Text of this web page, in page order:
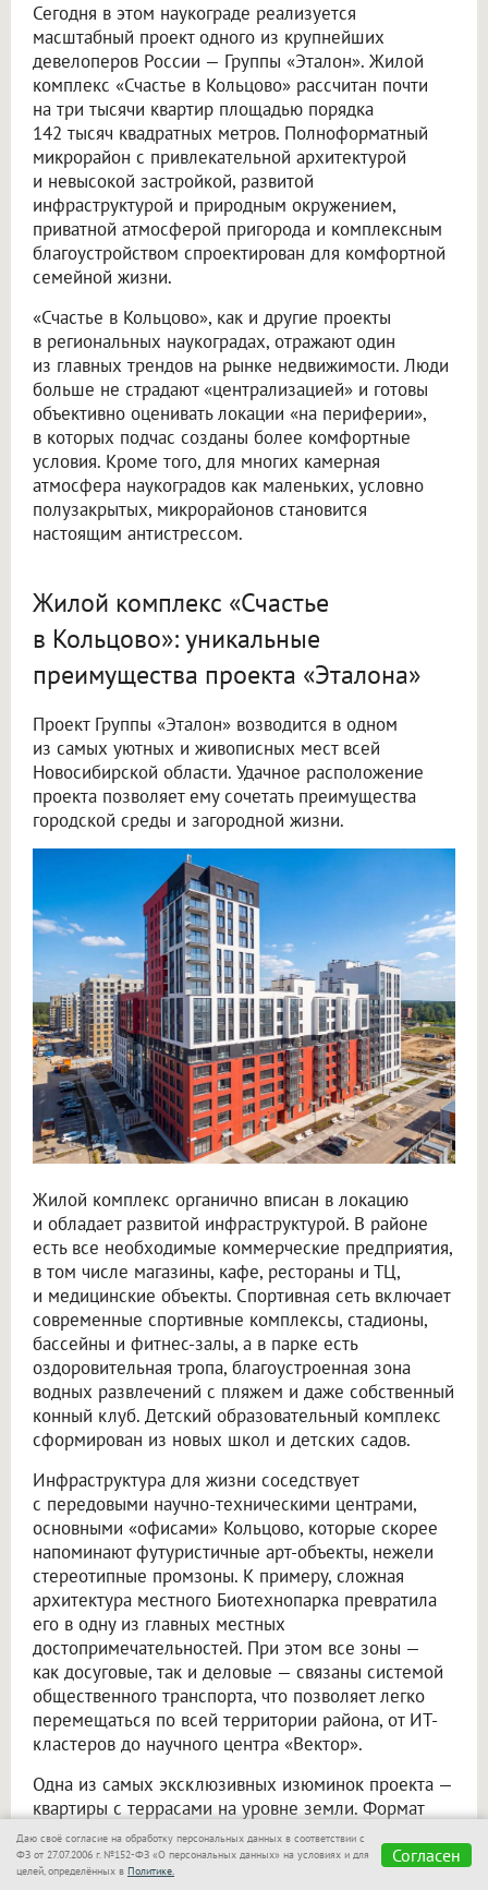
Сегодня в этом наукограде реализуется
масштабный проект одного из крупнейших
девелоперов России — Группы «Эталон». Жилой
комплекс «Счастье в Кольцово» рассчитан почти
на три тысячи квартир площадью порядка
142 тысяч квадратных метров. Полноформатный
микрорайон с привлекательной архитектурой
и невысокой застройкой, развитой
инфраструктурой и природным окружением,
приватной атмосферой пригорода и комплексным
благоустройством спроектирован для комфортной
семейной жизни.
«Счастье в Кольцово», как и другие проекты
в региональных наукоградах, отражают один
из главных трендов на рынке недвижимости. Люди
больше не страдают «централизацией» и готовы
объективно оценивать локации «на периферии»,
в которых подчас созданы более комфортные
условия. Кроме того, для многих камерная
атмосфера наукоградов как маленьких, условно
полузакрытых, микрорайонов становится
настоящим антистрессом.
Жилой комплекс «Счастье
в Кольцово»: уникальные
преимущества проекта «Эталона»
Проект Группы «Эталон» возводится в одном
из самых уютных и живописных мест всей
Новосибирской области. Удачное расположение
проекта позволяет ему сочетать преимущества
городской среды и загородной жизни.
Жилой комплекс органично вписан в локацию
и обладает развитой инфраструктурой. В районе
есть все необходимые коммерческие предприятия,
в том числе магазины, кафе, рестораны и ТЦ,
и медицинские объекты. Спортивная сеть включает
современные спортивные комплексы, стадионы,
бассейны и фитнес-залы, а в парке есть
оздоровительная тропа, благоустроенная зона
водных развлечений с пляжем и даже собственный
конный клуб. Детский образовательный комплекс
сформирован из новых школ и детских садов.
Инфраструктура для жизни соседствует
с передовыми научно-техническими центрами,
основными «офисами» Кольцово, которые скорее
напоминают футуристичные арт-объекты, нежели
стереотипные промзоны. К примеру, сложная
архитектура местного Биотехнопарка превратила
его в одну из главных местных
достопримечательностей. При этом все зоны —
как досуговые, так и деловые — связаны системой
общественного транспорта, что позволяет легко
перемещаться по всей территории района, от ИТ-
кластеров до научного центра «Вектор».
Одна из самых эксклюзивных изюминок проекта —
квартиры с террасами на уровне земли. Формат
не привязан к площади жилья и доступен
как для компактных функциональных студий, так
и для 3-комнатных квартир для всей семьи. Такая
Даю своё согласие на обработку персональных данных в соответствии с
ФЗ от 27.07.2006 г. №152-ФЗ «О персональных данных» на условиях и для
целей, определённых в Политике.
Согласен